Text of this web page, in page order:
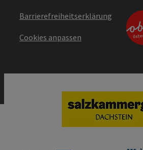
Barrierefreiheitserklärung
Cookies anpassen